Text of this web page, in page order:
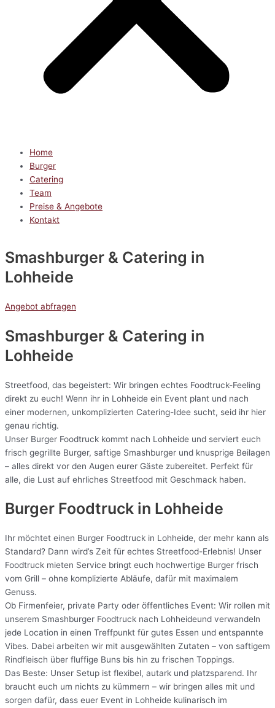
Home
Burger
Catering
Team
Preise & Angebote
Kontakt
Smashburger & Catering in
Lohheide
Angebot abfragen
Smashburger & Catering in
Lohheide
Streetfood, das begeistert: Wir bringen echtes Foodtruck-Feeling
direkt zu euch! Wenn ihr in Lohheide ein Event plant und nach
einer modernen, unkomplizierten Catering-Idee sucht, seid ihr hier
genau richtig.
Unser Burger Foodtruck kommt nach Lohheide und serviert euch
frisch gegrillte Burger, saftige Smashburger und knusprige Beilagen
– alles direkt vor den Augen eurer Gäste zubereitet. Perfekt für
alle, die Lust auf ehrliches Streetfood mit Geschmack haben.
Burger Foodtruck in Lohheide
Ihr möchtet einen Burger Foodtruck in Lohheide, der mehr kann als
Standard? Dann wird’s Zeit für echtes Streetfood-Erlebnis! Unser
Foodtruck mieten Service bringt euch hochwertige Burger frisch
vom Grill – ohne komplizierte Abläufe, dafür mit maximalem
Genuss.
Ob Firmenfeier, private Party oder öffentliches Event: Wir rollen mit
unserem Smashburger Foodtruck nach Lohheideund verwandeln
jede Location in einen Treffpunkt für gutes Essen und entspannte
Vibes. Dabei arbeiten wir mit ausgewählten Zutaten – von saftigem
Rindfleisch über fluffige Buns bis hin zu frischen Toppings.
Das Beste: Unser Setup ist flexibel, autark und platzsparend. Ihr
braucht euch um nichts zu kümmern – wir bringen alles mit und
sorgen dafür, dass euer Event in Lohheide kulinarisch im